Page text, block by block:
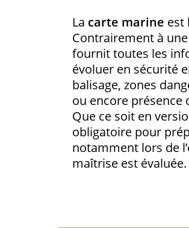
La carte marine est
Contrairement à
fournit toutes les
évoluer en sécurité
balisage, zones
ou encore présence
Que ce soit en
obligatoire pour
notamment lors de
maîtrise est évaluée.